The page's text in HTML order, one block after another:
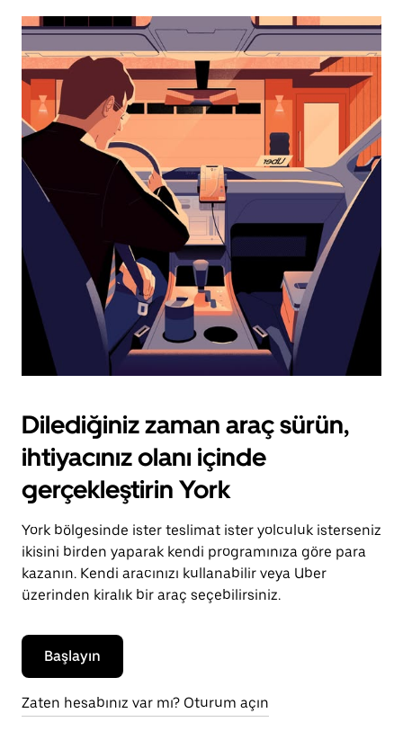
seçmek
aşağı
ok
tuşuna
basın.
Takvimi
kapatmak
için
escape
tuşuna
basın.
Dilediğiniz zaman araç sürün,
ihtiyacınız olanı içinde
gerçekleştirin York
York bölgesinde ister teslimat ister yolculuk isterseniz
ikisini birden yaparak kendi programınıza göre para
kazanın. Kendi aracınızı kullanabilir veya Uber
üzerinden kiralık bir araç seçebilirsiniz.
Başlayın
Zaten hesabınız var mı? Oturum açın